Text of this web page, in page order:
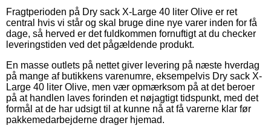
Fragtperioden på Dry sack X-Large 40 liter Olive er ret
central hvis vi står og skal bruge dine nye varer inden for få
dage, så herved er det fuldkommen fornuftigt at du checker
leveringstiden ved det pågældende produkt.
En masse outlets på nettet giver levering på næste hverdag
på mange af butikkens varenumre, eksempelvis Dry sack X-
Large 40 liter Olive, men vær opmærksom på at det beroer
på at handlen laves forinden et nøjagtigt tidspunkt, med det
formål at de har udsigt til at kunne nå at få varerne klar før
pakkemedarbejderne drager hjemad.